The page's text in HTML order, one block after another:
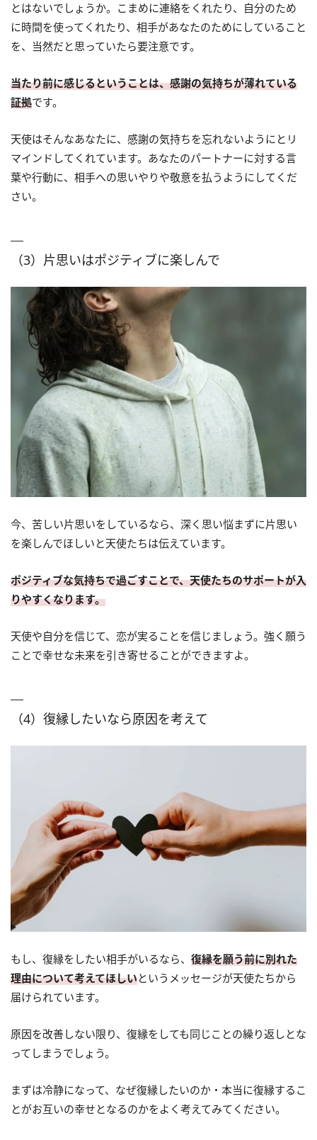
とはないでしょうか。こまめに連絡をくれたり、自分のため
に時間を使ってくれたり、相手があなたのためにしていること
を、当然だと思っていたら要注意です。
当たり前に感じるということは、感謝の気持ちが薄れている
証拠です。
天使はそんなあなたに、感謝の気持ちを忘れないようにとリ
マインドしてくれています。あなたのパートナーに対する言
葉や行動に、相手への思いやりや敬意を払うようにしてくだ
さい。
（3）片思いはポジティブに楽しんで
今、苦しい片思いをしているなら、深く思い悩まずに片思い
を楽しんでほしいと天使たちは伝えています。
ポジティブな気持ちで過ごすことで、天使たちのサポートが入
りやすくなります。
天使や自分を信じて、恋が実ることを信じましょう。強く願う
ことで幸せな未来を引き寄せることができますよ。
（4）復縁したいなら原因を考えて
もし、復縁をしたい相手がいるなら、 復縁を願う前に別れた
理由について考えてほしいというメッセージが天使たちから
届けられています。
原因を改善しない限り、復縁をしても同じことの繰り返しとな
ってしまうでしょう。
まずは冷静になって、なぜ復縁したいのか・本当に復縁するこ
とがお互いの幸せとなるのかをよく考えてみてください。